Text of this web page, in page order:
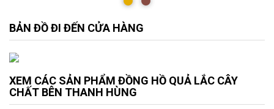
BẢN ĐỒ ĐI ĐẾN CỬA HÀNG
XEM CÁC SẢN PHẨM ĐỒNG HỒ QUẢ LẮC CÂY
CHẤT BÊN THANH HÙNG